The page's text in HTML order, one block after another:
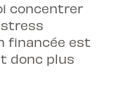
concentrer
financée est
donc plus